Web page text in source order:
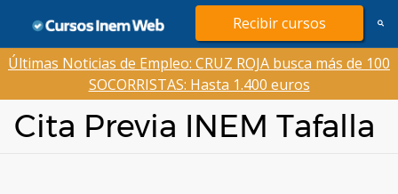
contenido
Recibir cursos
Últimas Noticias de Empleo: CRUZ ROJA busca más de 100
SOCORRISTAS: Hasta 1.400 euros
Cita Previa INEM Tafalla